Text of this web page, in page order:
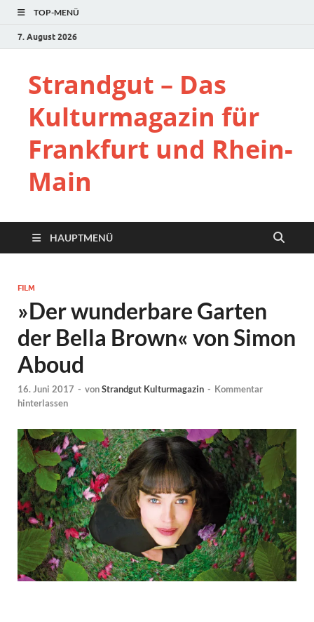
TOP-MENÜ
7. August 2026
Strandgut – Das
Kulturmagazin für
Frankfurt und Rhein-
Main
HAUPTMENÜ
FILM
»Der wunderbare Garten
der Bella Brown« von Simon
Aboud
16. Juni 2017 - vonStrandgut Kulturmagazin - Kommentar
hinterlassen